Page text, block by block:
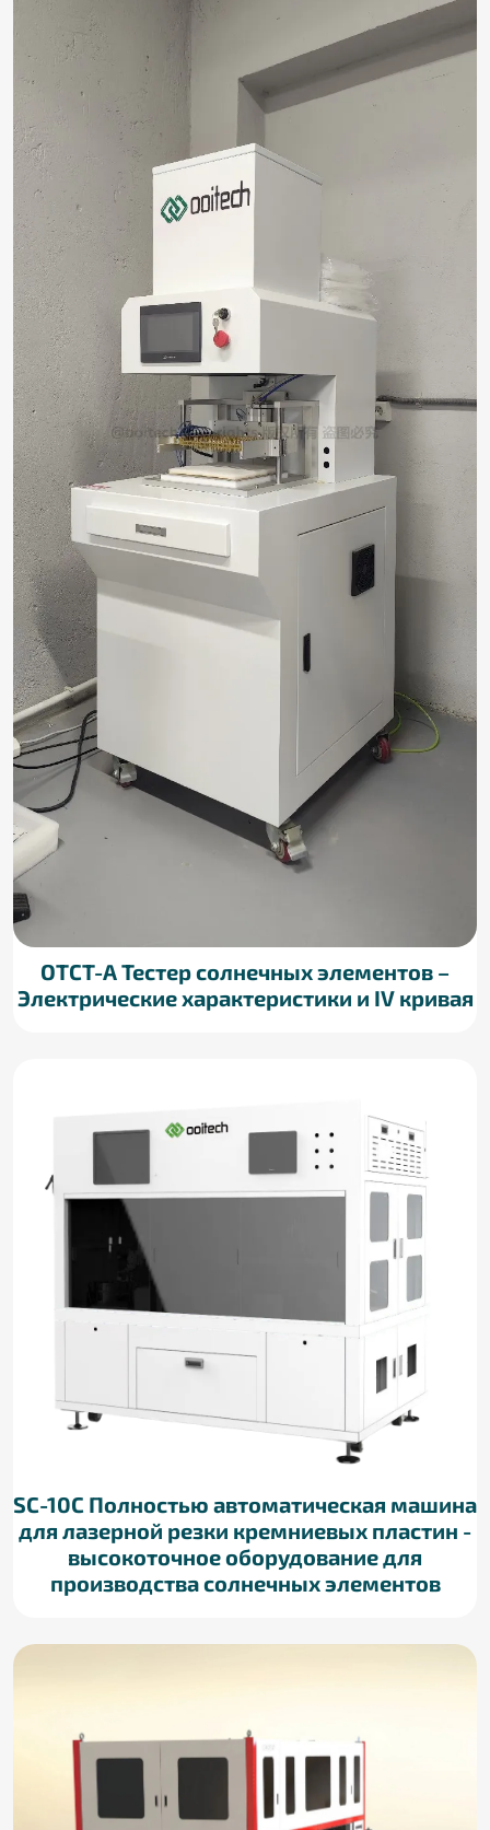
OTCT-A Тестер солнечных элементов –
Электрические характеристики и IV кривая
SC-10C Полностью автоматическая машина
для лазерной резки кремниевых пластин -
высокоточное оборудование для
производства солнечных элементов